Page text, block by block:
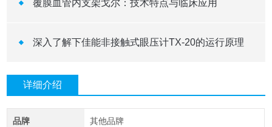
覆膜血管内支架戈尔：技术特点与临床应用
深入了解下佳能非接触式眼压计TX-20的运行原理
详细介绍
品牌 其他品牌